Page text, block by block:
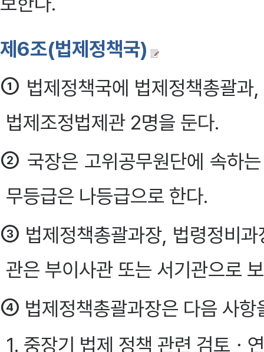
제6조(법제정책국)
① 법제정책국에 법제정책총괄
법제조정법제관 2명을 둔다.
② 국장은 고위공무원단에 속하
무등급은 나등급으로 한다.
③ 법제정책총괄과장, 법령정비
관은 부이사관 또는 서기관으로
④ 법제정책총괄과장은 다음 사
1. 중장기 법제 정책 관련 검토ㆍ